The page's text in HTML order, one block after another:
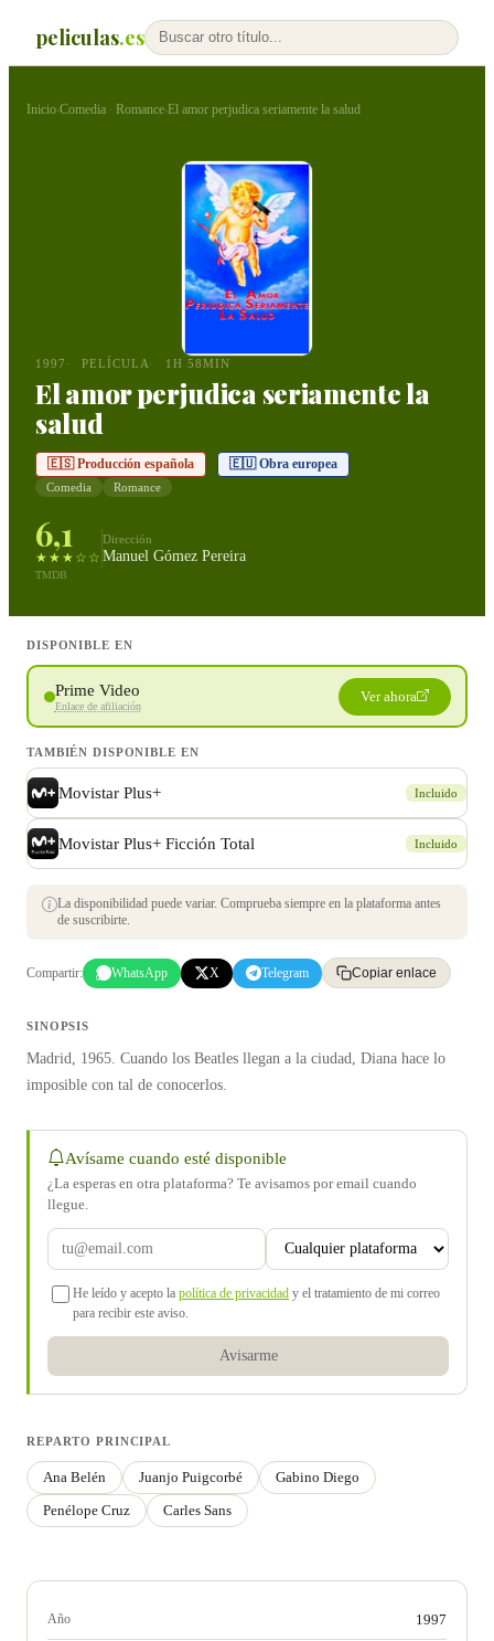
peliculas.es
Inicio›Comedia · Romance›El amor perjudica seriamente la salud
1997 PELÍCULA 1H 58MIN
El amor perjudica seriamente la
salud
🇪🇸 Producción española 🇪🇺 Obra europea
Comedia Romance
6,1
★★★☆☆
TMDB
Dirección
Manuel Gómez Pereira
DISPONIBLE EN
Prime Video
Enlace de afiliación
Ver ahora
TAMBIÉN DISPONIBLE EN
Movistar Plus+ Incluido
Movistar Plus+ Ficción Total Incluido
La disponibilidad puede variar. Comprueba siempre en la plataforma antes
de suscribirte.
Compartir: WhatsApp X Telegram Copiar enlace
SINOPSIS
Madrid, 1965. Cuando los Beatles llegan a la ciudad, Diana hace lo
imposible con tal de conocerlos.
Avísame cuando esté disponible
¿La esperas en otra plataforma? Te avisamos por email cuando
llegue.
He leído y acepto la política de privacidad y el tratamiento de mi correo
para recibir este aviso.
Avisarme
REPARTO PRINCIPAL
Ana Belén Juanjo Puigcorbé
Gabino Diego
Penélope Cruz
Carles Sans
Año 1997